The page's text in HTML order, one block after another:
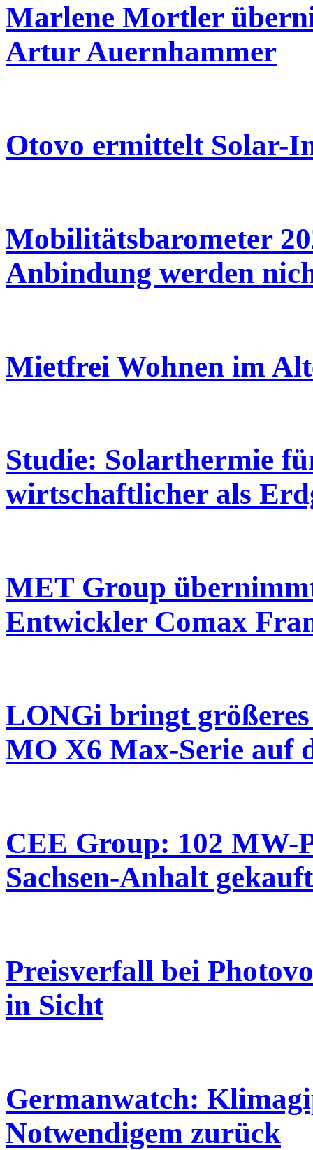
Marlene Mortler
Artur Auernhammer
Otovo ermittelt Solar-
Mobilitätsbarometer
Anbindung werden
Mietfrei Wohnen im
Studie: Solarthermie
wirtschaftlicher als
MET Group
Entwickler Comax
LONGi bringt
MO X6 Max-Serie auf
CEE Group: 102
Sachsen-Anhalt gekauft
Preisverfall bei
in Sicht
Germanwatch:
Notwendigem zurück